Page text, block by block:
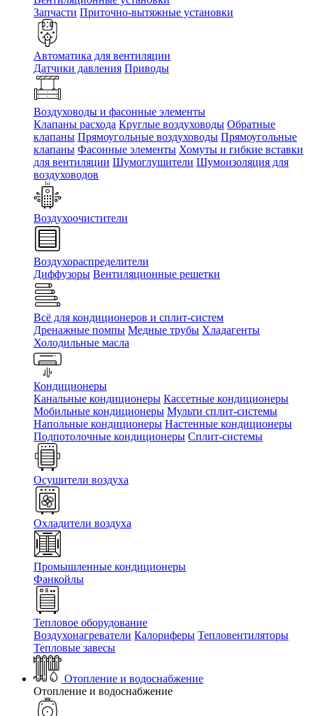
Запчасти Приточно-вытяжные установки
Автоматика для вентиляции
Датчики давления Приводы
Воздуховоды и фасонные элементы
Клапаны расхода Круглые воздуховоды Обратные
клапаны Прямоугольные воздуховоды Прямоугольные
клапаны Фасонные элементы Хомуты и гибкие вставки
для вентиляции Шумоглушители Шумоизоляция для
воздуховодов
Воздухоочистители
Воздухораспределители
Диффузоры Вентиляционные решетки
Всё для кондиционеров и сплит-систем
Дренажные помпы Медные трубы Хладагенты
Холодильные масла
Кондиционеры
Канальные кондиционеры Кассетные кондиционеры
Мобильные кондиционеры Мульти сплит-системы
Напольные кондиционеры Настенные кондиционеры
Подпотолочные кондиционеры Сплит-системы
Осушители воздуха
Охладители воздуха
Промышленные кондиционеры
Фанкойлы
Тепловое оборудование
Воздухонагреватели Калориферы Тепловентиляторы
Тепловые завесы
Отопление и водоснабжение
Отопление и водоснабжение